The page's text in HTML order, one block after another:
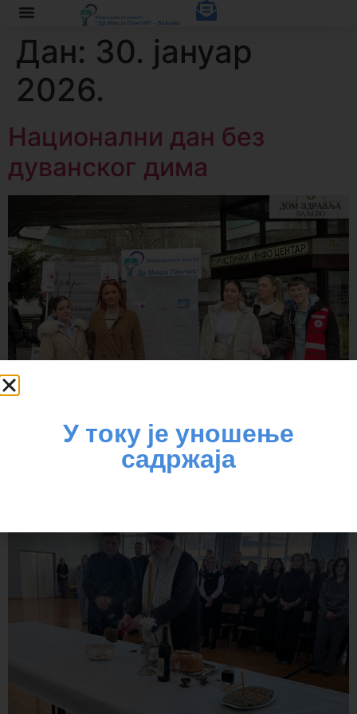
Дан: 30. јануар
2026.
Национални дан без
дуванског дима
Школска слава Свети
У току је уношење
садржаја